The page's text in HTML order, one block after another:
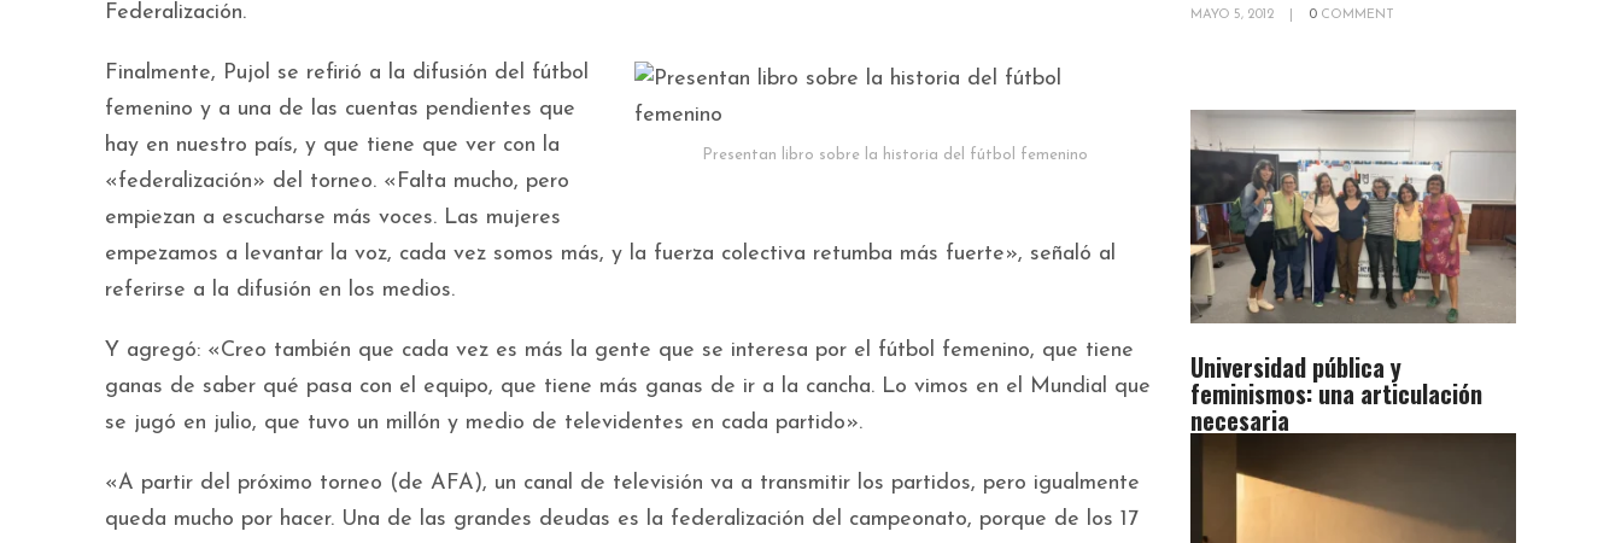
Federalización.
Presentan libro sobre la historia del fútbol femenino
Finalmente, Pujol se refirió a la difusión del fútbol
femenino y a una de las cuentas pendientes que
hay en nuestro país, y que tiene que ver con la
«federalización» del torneo. «Falta mucho, pero
empiezan a escucharse más voces. Las mujeres
empezamos a levantar la voz, cada vez somos más, y la fuerza colectiva retumba más fuerte», señaló al
referirse a la difusión en los medios.
Y agregó: «Creo también que cada vez es más la gente que se interesa por el fútbol femenino, que tiene
ganas de saber qué pasa con el equipo, que tiene más ganas de ir a la cancha. Lo vimos en el Mundial que
se jugó en julio, que tuvo un millón y medio de televidentes en cada partido».
«A partir del próximo torneo (de AFA), un canal de televisión va a transmitir los partidos, pero igualmente
queda mucho por hacer. Una de las grandes deudas es la federalización del campeonato, porque de los 17
MAYO 5, 2012 0 COMMENT
Universidad pública y
feminismos: una articulación
necesaria